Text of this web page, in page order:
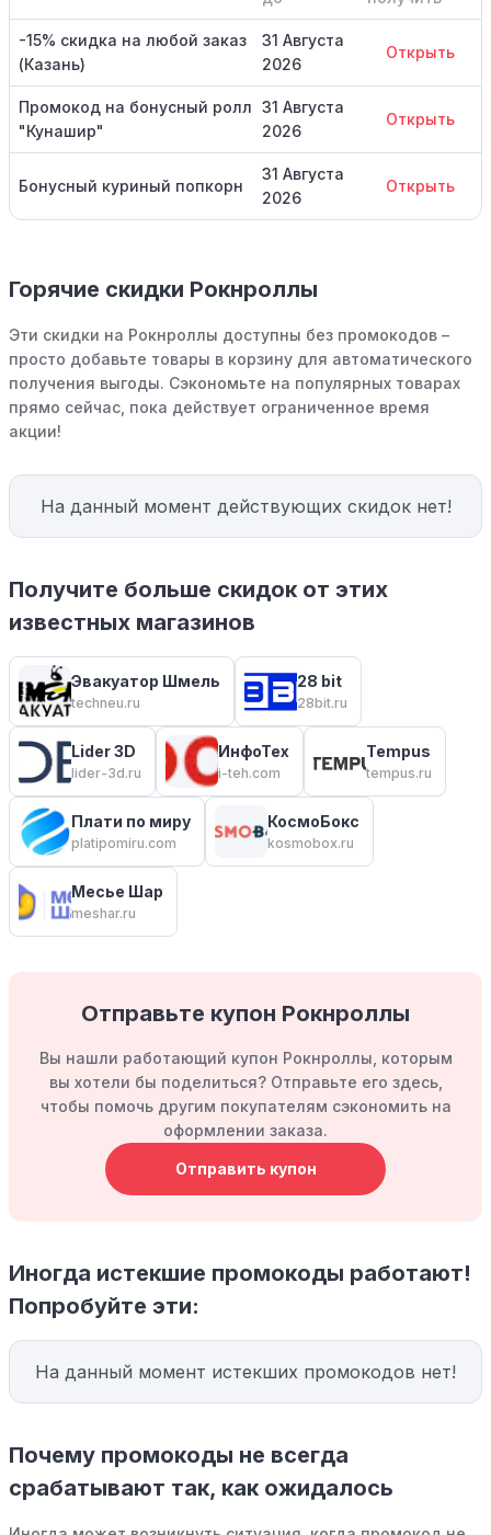
-15% скидка на любой заказ
(Казань)
31 Августа
2026
Открыть
Промокод на бонусный ролл
"Кунашир"
31 Августа
2026
Открыть
Бонусный куриный попкорн
31 Августа
2026
Открыть
Горячие скидки Рокнроллы
Эти скидки на Рокнроллы доступны без промокодов –
просто добавьте товары в корзину для автоматического
получения выгоды. Сэкономьте на популярных товарах
прямо сейчас, пока действует ограниченное время
акции!
На данный момент действующих скидок нет!
Получите больше скидок от этих
известных магазинов
Эвакуатор Шмель
techneu.ru
28 bit
28bit.ru
Lider 3D
lider-3d.ru
ИнфоТех
i-teh.com
Tempus
tempus.ru
Плати по миру
platipomiru.com
КосмоБокс
kosmobox.ru
Месье Шар
meshar.ru
Отправьте купон Рокнроллы
Вы нашли работающий купон Рокнроллы, которым
вы хотели бы поделиться? Отправьте его здесь,
чтобы помочь другим покупателям сэкономить на
оформлении заказа.
Отправить купон
Иногда истекшие промокоды работают!
Попробуйте эти:
На данный момент истекших промокодов нет!
Почему промокоды не всегда
срабатывают так, как ожидалось